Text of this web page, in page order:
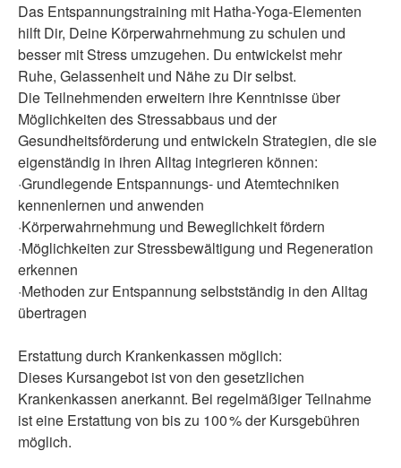
Das Entspannungstraining mit Hatha-Yoga-Elementen
hilft Dir, Deine Körperwahrnehmung zu schulen und
besser mit Stress umzugehen. Du entwickelst mehr
Ruhe, Gelassenheit und Nähe zu Dir selbst.
Die Teilnehmenden erweitern ihre Kenntnisse über
Möglichkeiten des Stressabbaus und der
Gesundheitsförderung und entwickeln Strategien, die sie
eigenständig in ihren Alltag integrieren können:
·Grundlegende Entspannungs- und Atemtechniken
kennenlernen und anwenden
·Körperwahrnehmung und Beweglichkeit fördern
·Möglichkeiten zur Stressbewältigung und Regeneration
erkennen
·Methoden zur Entspannung selbstständig in den Alltag
übertragen
Erstattung durch Krankenkassen möglich:
Dieses Kursangebot ist von den gesetzlichen
Krankenkassen anerkannt. Bei regelmäßiger Teilnahme
ist eine Erstattung von bis zu 100 % der Kursgebühren
möglich.